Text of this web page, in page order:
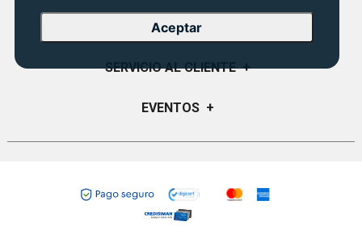
Aceptar
Quiénes Somos
Sucursales
PROGRAMAS
Monedero
Credisiman
SERVICIO AL CLIENTE +
Preguntas Frecuentes
Seguridad del sitio
Política de Privacidad
EVENTOS +
Fiesta del fútbol